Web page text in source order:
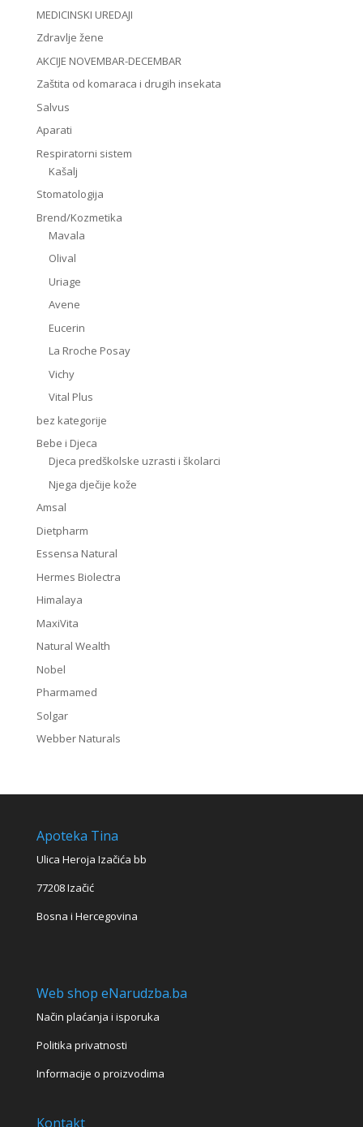
MEDICINSKI UREDAJI
Zdravlje žene
AKCIJE NOVEMBAR-DECEMBAR
Zaštita od komaraca i drugih insekata
Salvus
Aparati
Respiratorni sistem
Kašalj
Stomatologija
Brend/Kozmetika
Mavala
Olival
Uriage
Avene
Eucerin
La Rroche Posay
Vichy
Vital Plus
bez kategorije
Bebe i Djeca
Djeca predškolske uzrasti i školarci
Njega dječije kože
Amsal
Dietpharm
Essensa Natural
Hermes Biolectra
Himalaya
MaxiVita
Natural Wealth
Nobel
Pharmamed
Solgar
Webber Naturals
Apoteka Tina
Ulica Heroja Izačića bb
77208 Izačić
Bosna i Hercegovina
Web shop eNarudzba.ba
Način plaćanja i isporuka
Politika privatnosti
Informacije o proizvodima
Kontakt